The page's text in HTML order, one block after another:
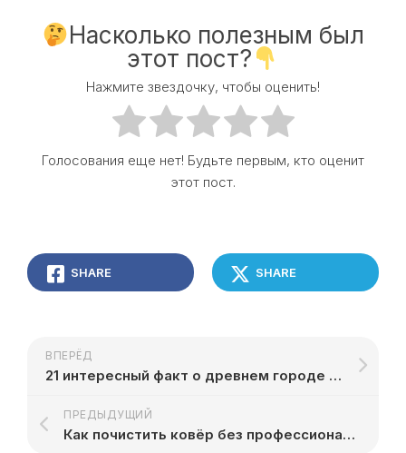
Насколько полезным был
этот пост?
Нажмите звездочку, чтобы оценить!
Голосования еще нет! Будьте первым, кто оценит
этот пост.
SHARE SHARE
ВПЕРЁД
21 интересный факт о древнем городе Туркестан
ПРЕДЫДУЩИЙ
Как почистить ковёр без профессиональной химчистки